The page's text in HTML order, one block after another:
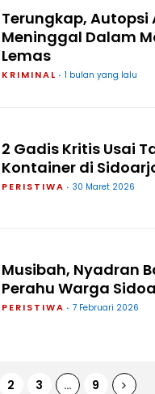
Terungkap, Autopsi
Meninggal Dalam
Lemas
KRIMINAL 1 bulan yang lalu
2 Gadis Kritis Usai
Kontainer di
PERISTIWA 30 Maret 2026
Musibah, Nyadran
Perahu Warga
PERISTIWA 7 Februari 2026
2 3 … 9